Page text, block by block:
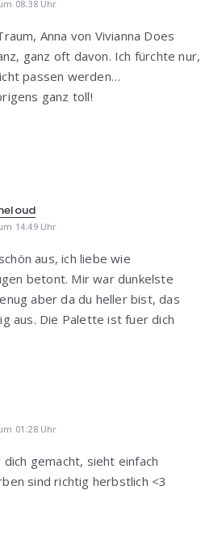
08:38 Uhr
Anna von Vivianna Does
ganz oft davon. Ich fürchte nur,
passen werden…
ganz toll!
14:49 Uhr
aus, ich liebe wie
betont. Mir war dunkelste
aber da du heller bist, das
aus. Die Palette ist fuer dich
01:28 Uhr
gemacht, sieht einfach
sind richtig herbstlich <3